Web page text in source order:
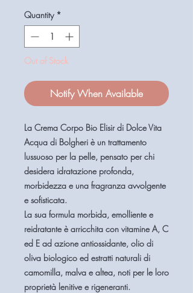
Milliliters
Quantity *
Out of Stock
Notify When Available
La Crema Corpo Bio Elisir di Dolce Vita
Acqua di Bolgheri è un trattamento
lussuoso per la pelle, pensato per chi
desidera idratazione profonda,
morbidezza e una fragranza avvolgente
e sofisticata.
La sua formula morbida, emolliente e
reidratante è arricchita con vitamine A, C
ed E ad azione antiossidante, olio di
oliva biologico ed estratti naturali di
camomilla, malva e altea, noti per le loro
proprietà lenitive e rigeneranti.